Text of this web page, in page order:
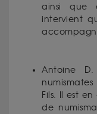
ainsi que
intervient
Antoine
Fils. Il est
de